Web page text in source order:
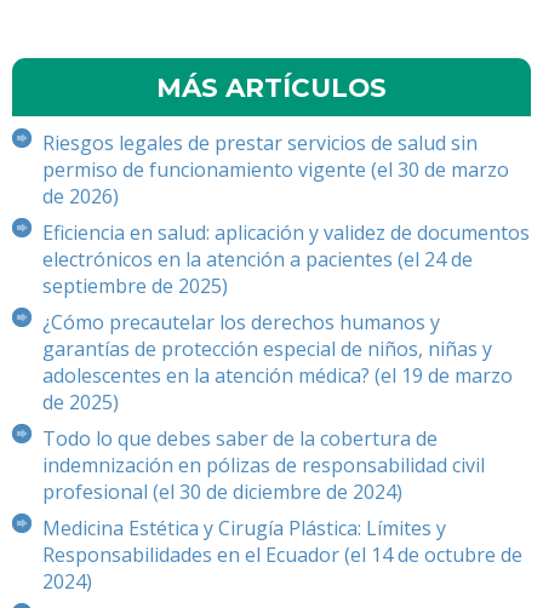
MÁS ARTÍCULOS
Riesgos legales de prestar servicios de salud sin
permiso de funcionamiento vigente (el 30 de marzo
de 2026)
Eficiencia en salud: aplicación y validez de documentos
electrónicos en la atención a pacientes (el 24 de
septiembre de 2025)
¿Cómo precautelar los derechos humanos y
garantías de protección especial de niños, niñas y
adolescentes en la atención médica? (el 19 de marzo
de 2025)
Todo lo que debes saber de la cobertura de
indemnización en pólizas de responsabilidad civil
profesional (el 30 de diciembre de 2024)
Medicina Estética y Cirugía Plástica: Límites y
Responsabilidades en el Ecuador (el 14 de octubre de
2024)